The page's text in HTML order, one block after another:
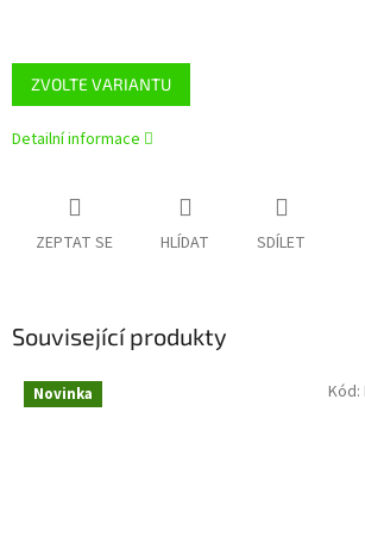
ZVOLTE VARIANTU
Detailní informace
ZEPTAT SE HLÍDAT SDÍLET
Související produkty
Novinka Kód: